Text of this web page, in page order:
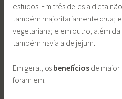
estudos. Em três deles a dieta
também majoritariamente crua;
vegetariana; e em outro, além da
também havia a de jejum.
Em geral, os benefícios de maior
foram em: